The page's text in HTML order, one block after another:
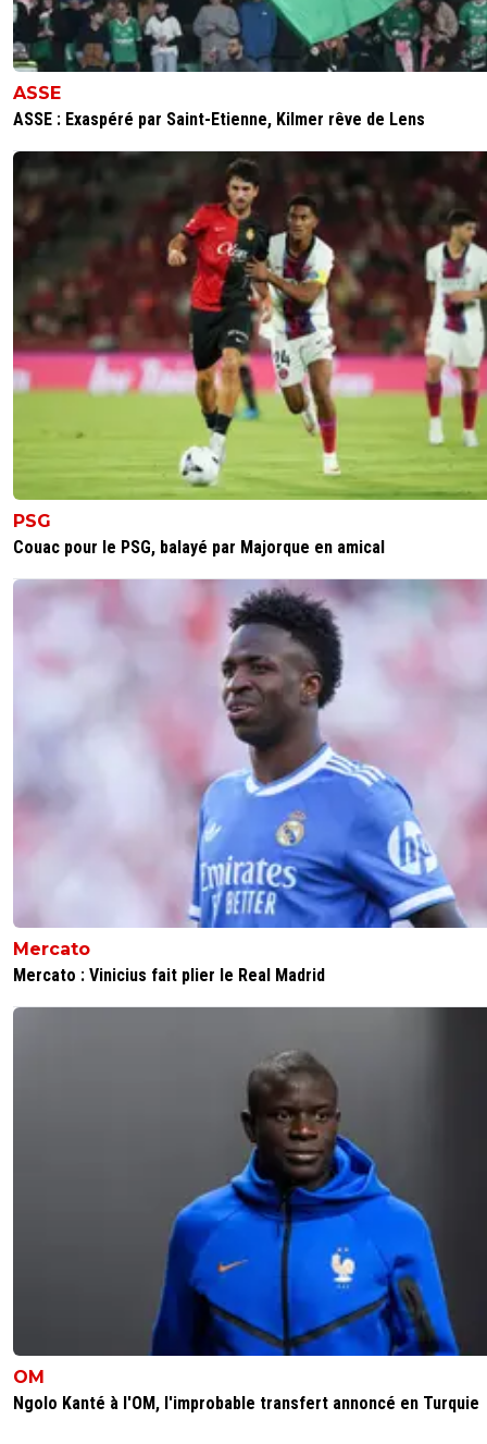
ASSE
ASSE : Exaspéré par Saint-Etienne, Kilmer rêve de Lens
PSG
Couac pour le PSG, balayé par Majorque en amical
Mercato
Mercato : Vinicius fait plier le Real Madrid
OM
Ngolo Kanté à l'OM, l'improbable transfert annoncé en Turquie